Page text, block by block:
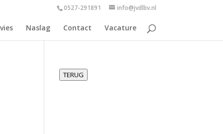
0527-291891 info@jvdlbv.nl
Naslag Contact Vacature
TERUG